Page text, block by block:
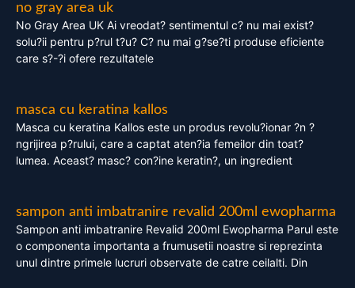
no gray area uk
No Gray Area UK Ai vreodat? sentimentul c? nu mai exist?
solu?ii pentru p?rul t?u? C? nu mai g?se?ti produse eficiente
care s?-?i ofere rezultatele
masca cu keratina kallos
Masca cu keratina Kallos este un produs revolu?ionar ?n ?
ngrijirea p?rului, care a captat aten?ia femeilor din toat?
lumea. Aceast? masc? con?ine keratin?, un ingredient
sampon anti imbatranire revalid 200ml ewopharma
Sampon anti imbatranire Revalid 200ml Ewopharma Parul este
o componenta importanta a frumusetii noastre si reprezinta
unul dintre primele lucruri observate de catre ceilalti. Din